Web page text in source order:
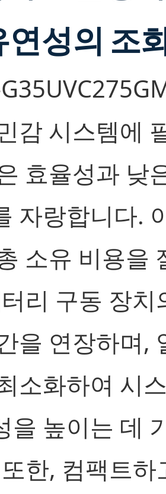
연성의 조
감 시스템에
효율성과 낮
자랑합니다.
소유 비용을
리 구동 장치
을 연장하며,
소화하여 시
을 높이는 데
한, 컴팩트하